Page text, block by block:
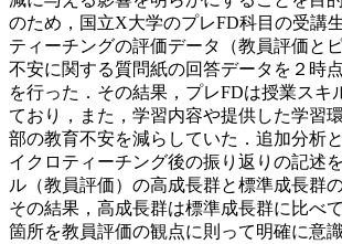
のため，国立X大学のプレFD科目の受講
ティーチングの評価データ（教員評価と
不安に関する質問紙の回答データを２時
を行った．その結果，プレFDは授業スキ
ており，また，学習内容や提供した学習
部の教育不安を減らしていた．追加分析
イクロティーチング後の振り返りの記述
ル（教員評価）の高成長群と標準成長群
その結果，高成長群は標準成長群に比べ
箇所を教員評価の観点に則って明確に意